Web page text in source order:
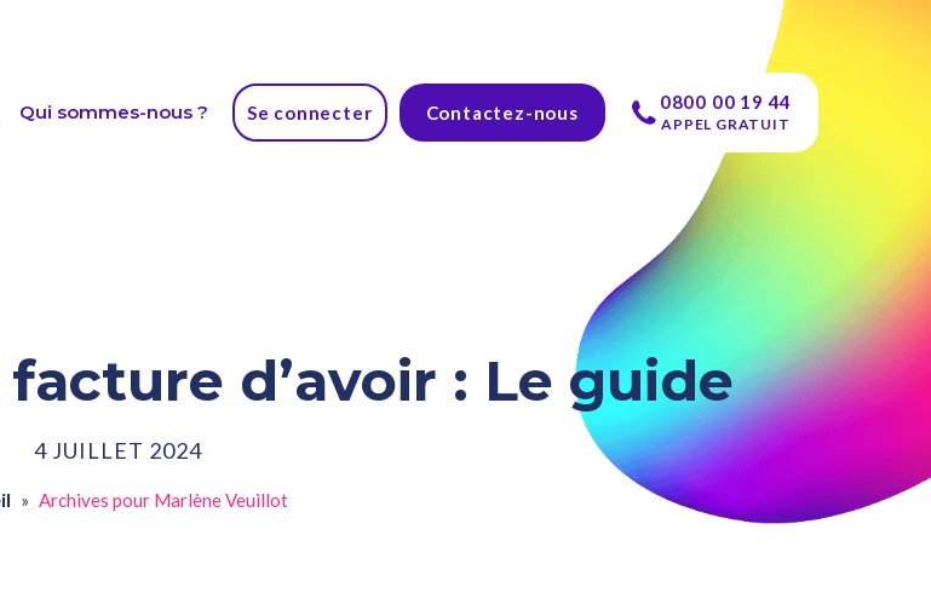
Qui sommes-nous ? Se connecter Contactez-nous 0800 00 19 44
APPEL GRATUIT
d’avoir : Le guide
4 JUILLET 2024
» Archives pour Marlène Veuillot